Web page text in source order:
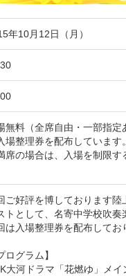
年10月12日（月）
無料（全席自由・一部指定
場整理券を配布しています
の場合は、入場を制限す
ご好評を博しております陸
トとして、名寄中学校吹奏
は入場整理券を配布してお
ログラム】
大河ドラマ「花燃ゆ」メ